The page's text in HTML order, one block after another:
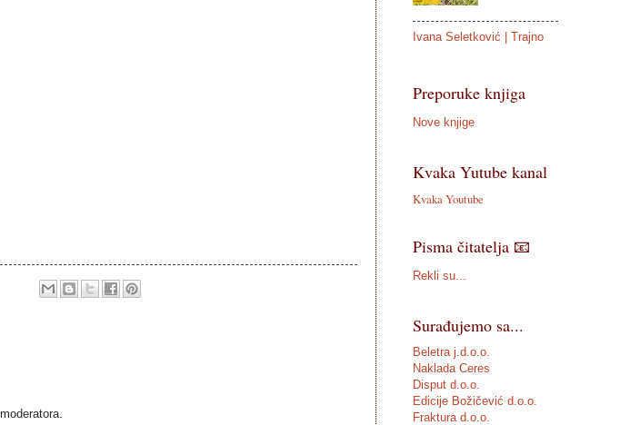
Ivana Seletković | Trajno
Preporuke knjiga
Nove knjige
Kvaka Yutube kanal
Kvaka Youtube
Pisma čitatelja 📧
Rekli su...
Surađujemo sa...
Beletra j.d.o.o.
Naklada Ceres
Disput d.o.o.
Edicije Božičević d.o.o.
Fraktura d.o.o.